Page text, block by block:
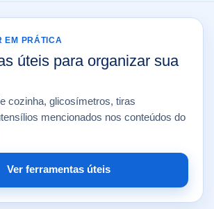
EM PRÁTICA
úteis para organizar sua
cozinha, glicosímetros, tiras
mencionados nos conteúdos do
Ver ferramentas úteis